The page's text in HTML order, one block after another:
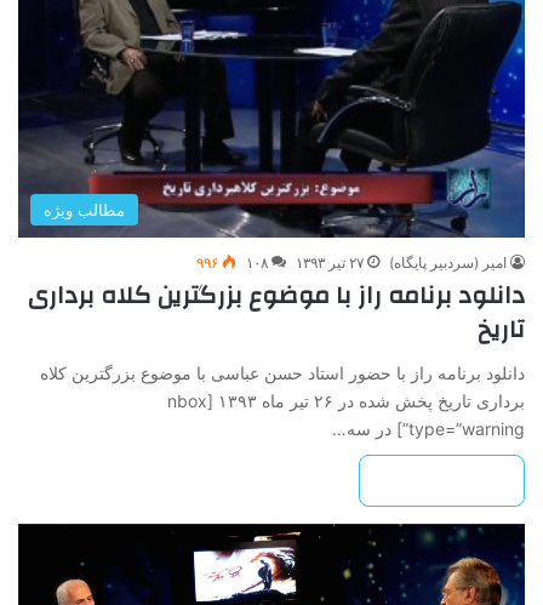
مطالب ویژه
امیر (سردبیر پایگاه) ۲۷ تیر ۱۳۹۳ ۱۰۸ ۹۹۶
دانلود برنامه راز با موضوع بزرگترین کلاه برداری
تاریخ
دانلود برنامه راز با حضور استاد حسن عباسی با موضوع بزرگترین کلاه
برداری تاریخ پخش شده در ۲۶ تیر ماه ۱۳۹۳ [nbox
type=”warning”] در سه…